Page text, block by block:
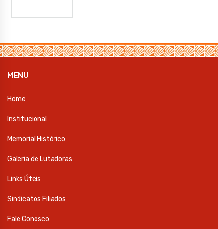
MENU
Home
Institucional
Memorial Histórico
Galeria de Lutadoras
Links Úteis
Sindicatos Filiados
Fale Conosco